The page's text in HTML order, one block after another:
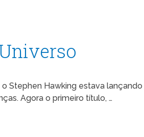
Stephen Hawking estava lançando
Agora o primeiro título, …